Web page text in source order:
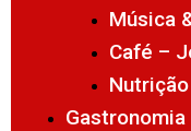
Música
Café –
Gastronomia